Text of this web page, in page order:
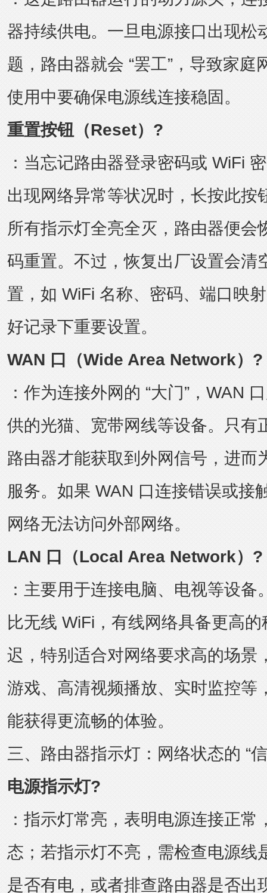
器持续供电。一旦电源接口出现松
题，路由器就会 “罢工”，导致家庭
使用中要确保电源线连接稳固。
重置按钮（Reset）?
：当忘记路由器登录密码或 WiFi
出现网络异常等状况时，长按此按
所有指示灯全亮全灭，路由器便会
码重置。不过，恢复出厂设置会清
置，如 WiFi 名称、密码、端口映
好记录下重要设置。
WAN 口（Wide Area Network）?
：作为连接外网的 “大门”，WAN
供的光猫、宽带网线等设备。只有
路由器才能获取到外网信号，进而
服务。如果 WAN 口连接错误或接
网络无法访问外部网络。
LAN 口（Local Area Network）?
：主要用于连接电脑、电视等设备
比无线 WiFi，有线网络具备更高
迟，特别适合对网络要求高的场景
游戏、高清视频播放、实时监控等
能获得更流畅的体验。
三、路由器指示灯：网络状态的 “
电源指示灯?
：指示灯常亮，表明电源连接正常
态；若指示灯不亮，需检查电源线
是否有电，或者排查路由器是否出